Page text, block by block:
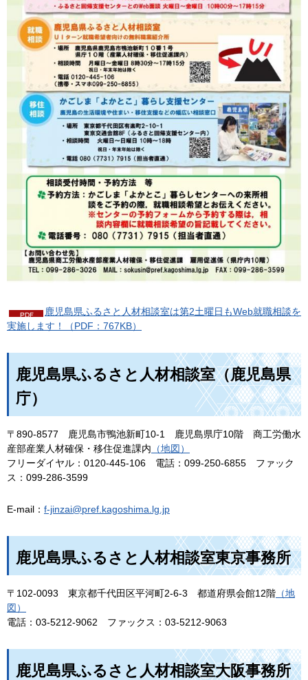
鹿児島県ふるさと人材相談室は第2土曜日もWeb就職相談を
実施します！（PDF：767KB）
鹿児島県ふるさと人材相談室（鹿児島県
庁）
〒890-8577 鹿児島市鴨池新町10-1 鹿児島県庁10階 商工労働水
産部産業人材確保・移住促進課内 （地図）
フリーダイヤル：0120-445-106
電話：099-250-6855 フ ァック
ス：099-286-3599
E-mail： f-jinzai@pref.kagoshima.lg.jp
鹿児島県ふるさと人材相談室東京事務所
〒102-0093 東京都千代田区平河町2-6-3 都道府県会館12階 （地
図）
電話：03-5212-9062
フ ァックス：03-5212-9063
鹿児島県ふるさと人材相談室大阪事務所